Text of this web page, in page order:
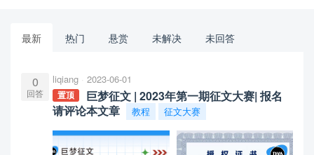
最新 热门 悬赏 未解决 未回答
0
回答
liqiang 2023-06-01
置顶
巨梦征文 | 2023年第一期征文大赛| 报名
请评论本文章
教程 征文大赛